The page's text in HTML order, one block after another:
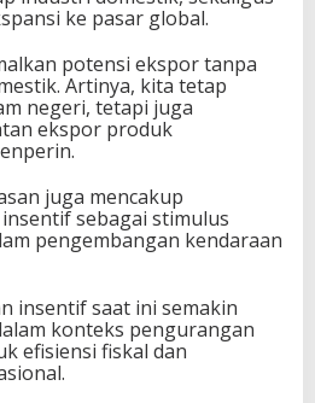
ke pasar global.
potensi ekspor tanpa
Artinya, kita tetap
negeri, tetapi juga
ekspor produk
juga mencakup
sebagai stimulus
pengembangan kendaraan
insentif saat ini semakin
konteks pengurangan
efisiensi fiskal dan